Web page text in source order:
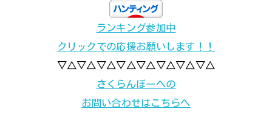
ランキング参加中
クリックでの応援お願いします！！
▽△▽△▽△▽△▽△▽△▽△▽△
さくらんぼーへの
お問い合わせはこちらへ